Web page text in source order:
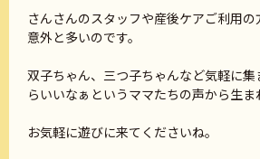
さんさんのスタッフや産後ケアご利用
意外と多いのです。
双子ちゃん、三つ子ちゃんなど気軽に
らいいなぁというママたちの声から生ま
お気軽に遊びに来てくださいね。